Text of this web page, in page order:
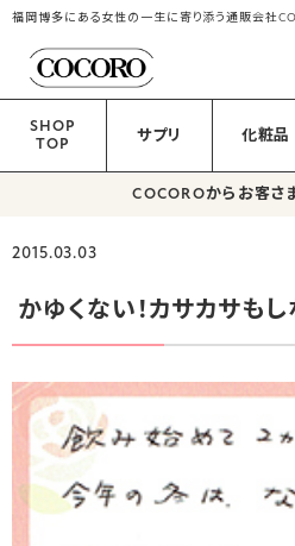
福岡博多にある女性の一生に寄り添う通販会社
SHOP
TOP
サプリ 化粧品
COCOROからお客さ
2015.03.03
かゆくない！カサカサもし